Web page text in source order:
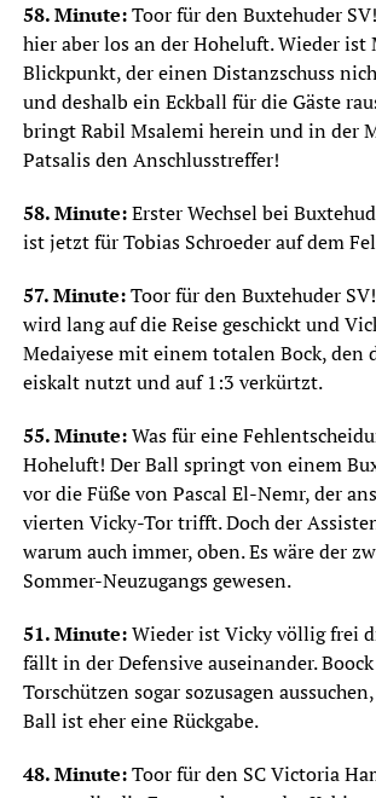
58. Minute:Toor für den Buxtehuder
hier aber los an der Hoheluft. Wieder ist
Blickpunkt, der einen Distanzschuss
und deshalb ein Eckball für die Gäste
bringt Rabil Msalemi herein und in der
Patsalis den Anschlusstreffer!
58. Minute:Erster Wechsel bei
ist jetzt für Tobias Schroeder auf dem
57. Minute:Toor für den Buxtehuder
wird lang auf die Reise geschickt und
Medaiyese mit einem totalen Bock, den
eiskalt nutzt und auf 1:3 verkürtzt.
55. Minute:Was für eine
Hoheluft! Der Ball springt von einem
vor die Füße von Pascal El-Nemr, der
vierten Vicky-Tor trifft. Doch der
warum auch immer, oben. Es wäre der
Sommer-Neuzugangs gewesen.
51. Minute:Wieder ist Vicky völlig frei
fällt in der Defensive auseinander.
Torschützen sogar sozusagen
Ball ist eher eine Rückgabe.
48. Minute:Toor für den SC Victoria